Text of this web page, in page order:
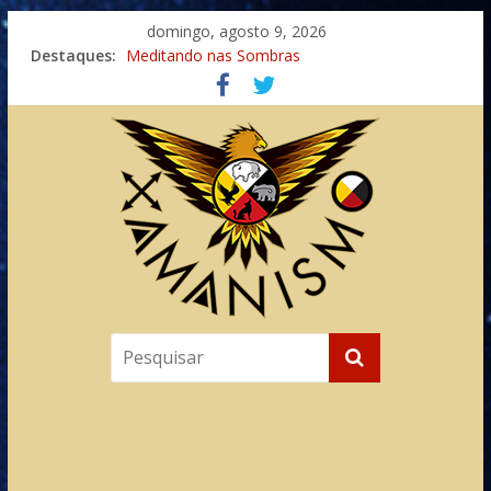
domingo, agosto 9, 2026
Destaques: Meditando nas Sombras
Autosuficiência: A Jornada do Espírito Ancestral
Xamanismo Universal
Totens – Caminho Espiritual – Crescimento
Imaginação na Cura